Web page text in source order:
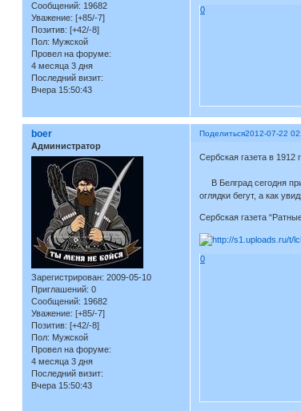
Сообщений: 19682
Уважение: [+85/-7]
Позитив: [+42/-8]
Пол: Мужской
Провел на форуме:
4 месяца 3 дня
Последний визит:
Вчера 15:50:43
0
Поделиться2012-07-22
boer
Администратор
Зарегистрирован: 2009-05-10
Приглашений: 0
Сообщений: 19682
Уважение: [+85/-7]
Позитив: [+42/-8]
Пол: Мужской
Провел на форуме:
4 месяца 3 дня
Последний визит:
Вчера 15:50:43
Сербская газета в 1912
В Белград сегодня
оглядки бегут, а как
Сербская газета
0